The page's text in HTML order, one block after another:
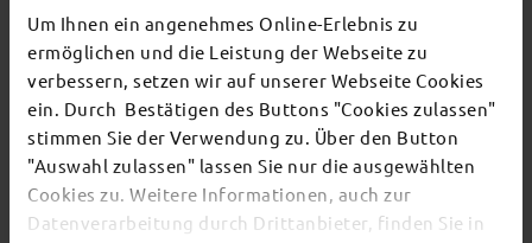
Um Ihnen ein angenehmes Online-Erlebnis zu
ermöglichen und die Leistung der Webseite zu
verbessern, setzen wir auf unserer Webseite Cookies
ein. Durch Bestätigen des Buttons "Cookies zulassen"
stimmen Sie der Verwendung zu. Über den Button
"Auswahl zulassen" lassen Sie nur die ausgewählten
Cookies zu. Weitere Informationen, auch zur
Datenverarbeitung durch Drittanbieter, finden Sie in
Experiences unique to Fulda
TOP EVENTS
There's always something going on in Fulda:
whether it's a concert, a musical, a fun-filled
guided tour or a theatre performance – this is the
place to discover the current events and